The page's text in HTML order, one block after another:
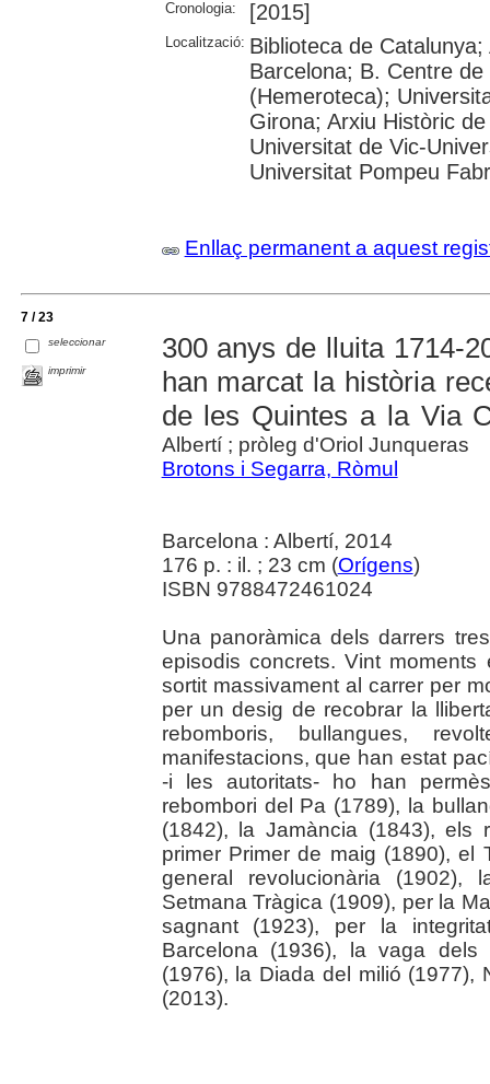
Cronologia: [2015]
Localització: Biblioteca de
Barcelona; B. Centre
(Hemeroteca);
Girona; Arxiu Històric
Universitat de Vic-
Universitat Pompeu
Enllaç permanent a aquest
7 / 23
seleccionar
imprimir
300 anys de lluita 1714-
han marcat la història
de les Quintes a la Via
Albertí ; pròleg d'Oriol Junqueras
Brotons i Segarra, Ròmul
Barcelona : Albertí, 2014
176 p. : il. ; 23 cm (Orígens)
ISBN 9788472461024
Una panoràmica dels darrers
episodis concrets. Vint
sortit massivament al carrer per
per un desig de recobrar la
rebomboris, bullangues,
manifestacions, que han estat
-i les autoritats- ho han
rebombori del Pa (1789), la
(1842), la Jamància (1843), els
primer Primer de maig (1890), el
general revolucionària
Setmana Tràgica (1909), per la
sagnant (1923), per la
Barcelona (1936), la vaga dels
(1976), la Diada del milió (1977),
(2013).